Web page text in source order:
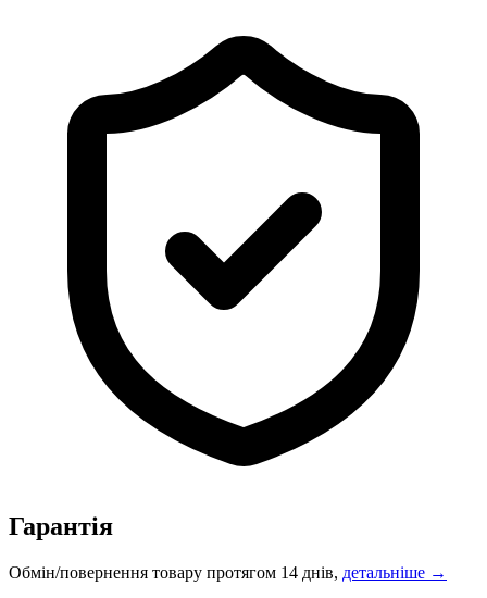
Гарантія
Обмін/повернення товару протягом 14 днів, детальніше →